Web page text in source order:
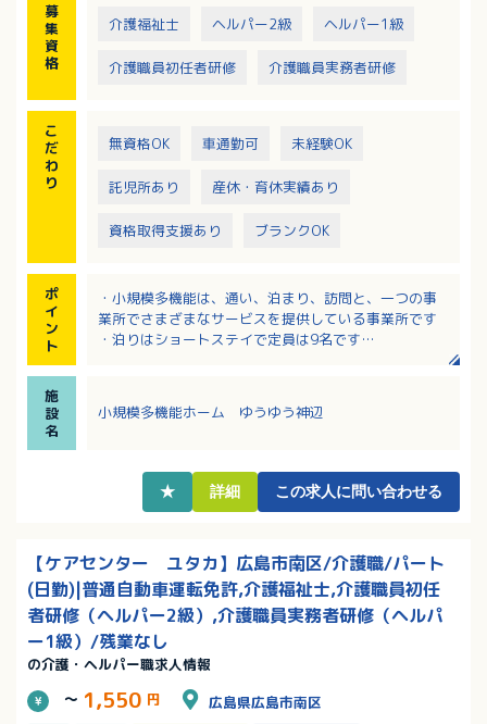
募
集
資
格
介護福祉士 ヘルパー2級 ヘルパー1級
介護職員初任者研修 介護職員実務者研修
こ
だ
わ
り
無資格OK 車通勤可 未経験OK
託児所あり 産休・育休実績あり
資格取得支援あり ブランクOK
ポ
イ
ン
ト
・小規模多機能は、通い、泊まり、訪問と、一つの事
業所でさまざまなサービスを提供している事業所です
・泊りはショートステイで定員は9名です
・残業ほぼ無し！幅広い世代の方が活躍中です
・各種休暇取得実績あり！社内研修や表彰制度もそな
施
設
名
小規模多機能ホーム ゆうゆう神辺
★ 詳細 この求人に問い合わせる
【ケアセンター ユタカ】広島市南区/介護職/パート
(日勤)|普通自動車運転免許,介護福祉士,介護職員初任
者研修（ヘルパー2級）,介護職員実務者研修（ヘルパ
ー1級）/残業なし
の介護・ヘルパー職求人情報
～ 1,550 円 広島県広島市南区